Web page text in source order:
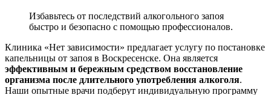
Избавьтесь от последствий алкогольного запоя
быстро и безопасно с помощью профессионалов.
Клиника «Нет зависимости» предлагает услугу по постановке
капельницы от запоя в Воскресенске. Она является
эффективным и бережным средством восстановление
организма после длительного употребления алкоголя.
Наши опытные врачи подберут индивидуальную программу